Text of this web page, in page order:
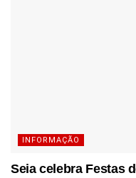
INFORMAÇÃO
Seia celebra Festas